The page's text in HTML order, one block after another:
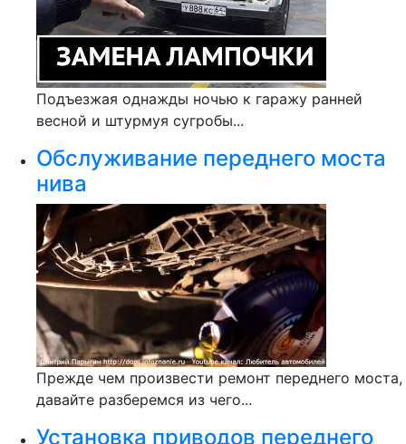
Подъезжая однажды ночью к гаражу ранней
весной и штурмуя сугробы...
Обслуживание переднего моста
нива
Прежде чем произвести ремонт переднего моста,
давайте разберемся из чего...
Установка приводов переднего